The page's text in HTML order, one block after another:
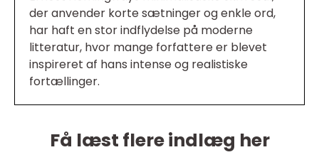
der anvender korte sætninger og enkle ord,
har haft en stor indflydelse på moderne
litteratur, hvor mange forfattere er blevet
inspireret af hans intense og realistiske
fortællinger.
Få læst flere indlæg her